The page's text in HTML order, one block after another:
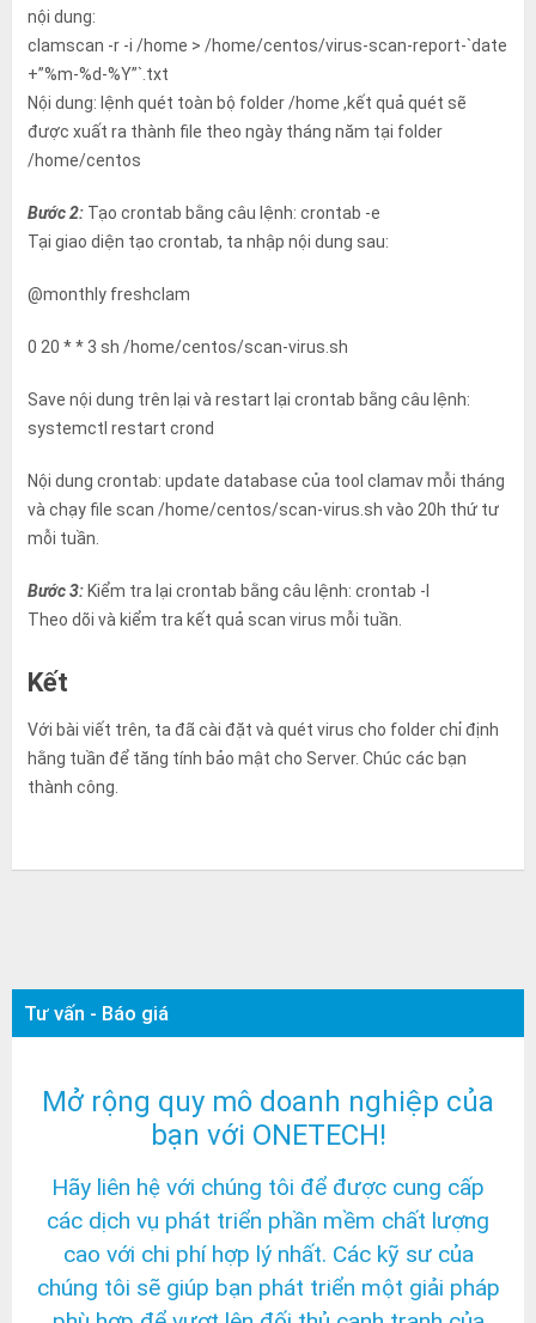
nội dung:
clamscan -r -i /home > /home/centos/virus-scan-report-`date
+”%m-%d-%Y”`.txt
Nội dung: lệnh quét toàn bộ folder /home ,kết quả quét sẽ
được xuất ra thành file theo ngày tháng năm tại folder
/home/centos
Bước 2:Tạo crontab bằng câu lệnh: crontab -e
Tại giao diện tạo crontab, ta nhập nội dung sau:
@monthly freshclam
0 20 * * 3 sh /home/centos/scan-virus.sh
Save nội dung trên lại và restart lại crontab bằng câu lệnh:
systemctl restart crond
Nội dung crontab: update database của tool clamav mỗi tháng
và chạy file scan /home/centos/scan-virus.sh vào 20h thứ tư
mỗi tuần.
Bước 3:Kiểm tra lại crontab bằng câu lệnh: crontab -l
Theo dõi và kiểm tra kết quả scan virus mỗi tuần.
Kết
Với bài viết trên, ta đã cài đặt và quét virus cho folder chỉ định
hằng tuần để tăng tính bảo mật cho Server. Chúc các bạn
thành công.
Tư vấn - Báo giá
Mở rộng quy mô doanh nghiệp của
bạn với ONETECH!
Hãy liên hệ với chúng tôi để được cung cấp
các dịch vụ phát triển phần mềm chất lượng
cao với chi phí hợp lý nhất. Các kỹ sư của
chúng tôi sẽ giúp bạn phát triển một giải pháp